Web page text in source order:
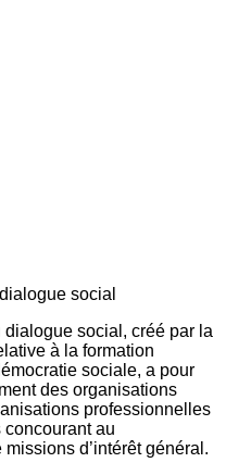
social, créé par la
à la formation
sociale, a pour
des organisations
professionnelles
concourant au
d’intérêt général.